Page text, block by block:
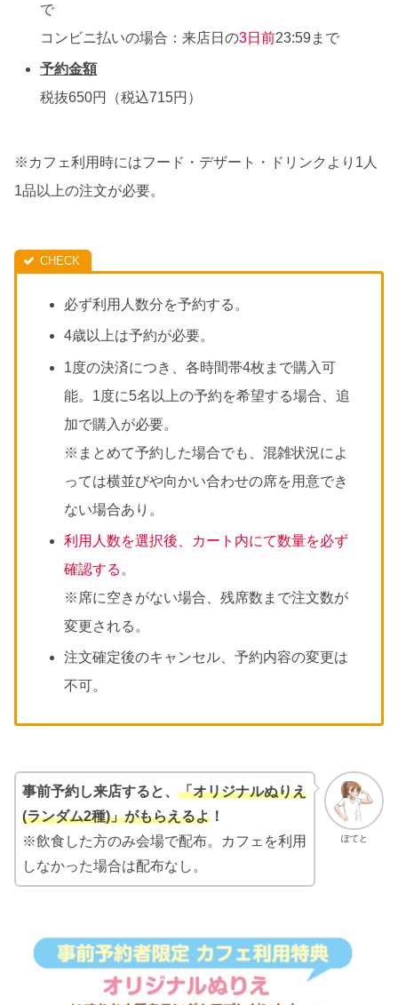
で
コンビニ払いの場合：来店日の3日前23:59まで
予約金額
税抜650円（税込715円）
※カフェ利用時にはフード・デザート・ドリンクより1人
1品以上の注文が必要。
必ず利用人数分を予約する。
4歳以上は予約が必要。
1度の決済につき、各時間帯4枚まで購入可
能。1度に5名以上の予約を希望する場合、追
加で購入が必要。
※まとめて予約した場合でも、混雑状況によ
っては横並びや向かい合わせの席を用意でき
ない場合あり。
利用人数を選択後、カート内にて数量を必ず
確認する 。
※席に空きがない場合、残席数まで注文数が
変更される。
注文確定後のキャンセル、予約内容の変更は
不可。
ぽてと
事前予約し来店すると、 「オリジナルぬりえ
(ランダム2種)」がもらえるよ ！
※飲食した方のみ会場で配布。カフェを利用
しなかった場合は配布なし。